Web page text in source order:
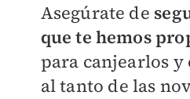
Asegúrate de
que te hemos
para canjearlos
al tanto de las